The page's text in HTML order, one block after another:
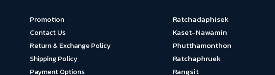
Promotion
Contact Us
Return & Exchange Policy
Shipping Policy
Payment Options
Ratchadaphisek
Kaset-Nawamin
Phutthamonthon
Ratchaphruek
Rangsit